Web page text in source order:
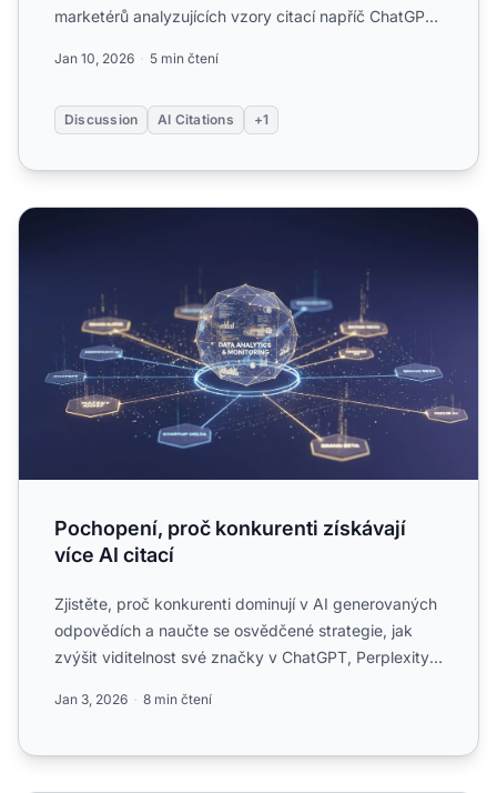
marketérů analyzujících vzory citací napříč ChatGPT,
Jan 10, 2026 5 min čtení
Discussion AI Citations +1
Pochopení, proč konkurenti získávají více AI citací
Pochopení, proč konkurenti získávají
více AI citací
Zjistěte, proč konkurenti dominují v AI generovaných
odpovědích a naučte se osvědčené strategie, jak
zvýšit viditelnost své značky v ChatGPT, Perplexity a
Jan 3, 2026 8 min čtení